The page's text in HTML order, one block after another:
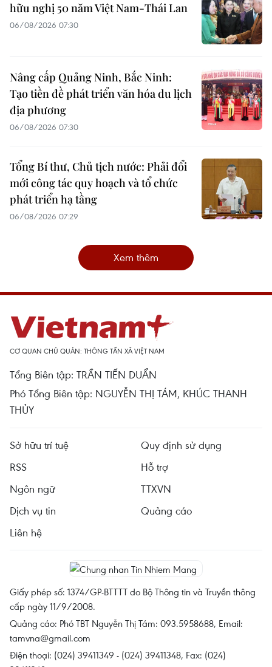
hữu nghị 50 năm Việt Nam-Thái Lan
06/08/2026 07:30
Nâng cấp Quảng Ninh, Bắc Ninh:
Tạo tiền đề phát triển văn hóa du lịch
địa phương
06/08/2026 07:30
Tổng Bí thư, Chủ tịch nước: Phải đổi
mới công tác quy hoạch và tổ chức
phát triển hạ tầng
06/08/2026 07:29
Xem thêm
CƠ QUAN CHỦ QUẢN: THÔNG TẤN XÃ VIỆT NAM
Tổng Biên tập: TRẦN TIẾN DUẨN
Phó Tổng Biên tập: NGUYỄN THỊ TÁM, KHÚC THANH
THỦY
Sở hữu trí tuệ
Quy định sử dụng
RSS
Hỗ trợ
Ngôn ngữ
TTXVN
Dịch vụ tin
Quảng cáo
Liên hệ
Giấy phép số: 1374/GP-BTTTT do Bộ Thông tin và Truyền thông
cấp ngày 11/9/2008.
Quảng cáo: Phó TBT Nguyễn Thị Tám: 093.5958688, Email:
tamvna@gmail.com
Điện thoại: (024) 39411349 - (024) 39411348, Fax: (024)